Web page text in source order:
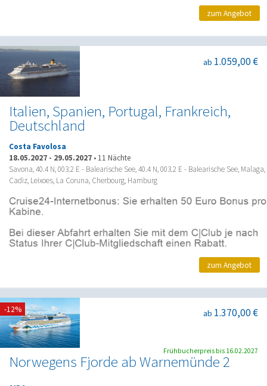
zum Angebot
Italien, Spanien, Portugal, Frankreich,
Deutschland
ab 1.059,00 €
Costa Favolosa
18.05.2027 - 29.05.2027 • 11 Nächte
Savona, 40.4 N, 003.2 E - Balearische See, 40.4 N, 003.2 E - Balearische See, Malaga,
Cadiz, Leixoes, La Coruna, Cherbourg, Hamburg
zum Angebot
Norwegens Fjorde ab Warnemünde 2
ab 1.370,00 €
-12%
Frühbucherpreis bis 16.02.2027